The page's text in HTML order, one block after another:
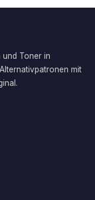
und Toner in
mit